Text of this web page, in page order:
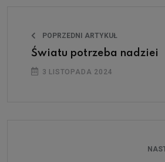
POPRZEDNI ARTYKUŁ
Światu potrzeba nadziei
3 LISTOPADA 2024